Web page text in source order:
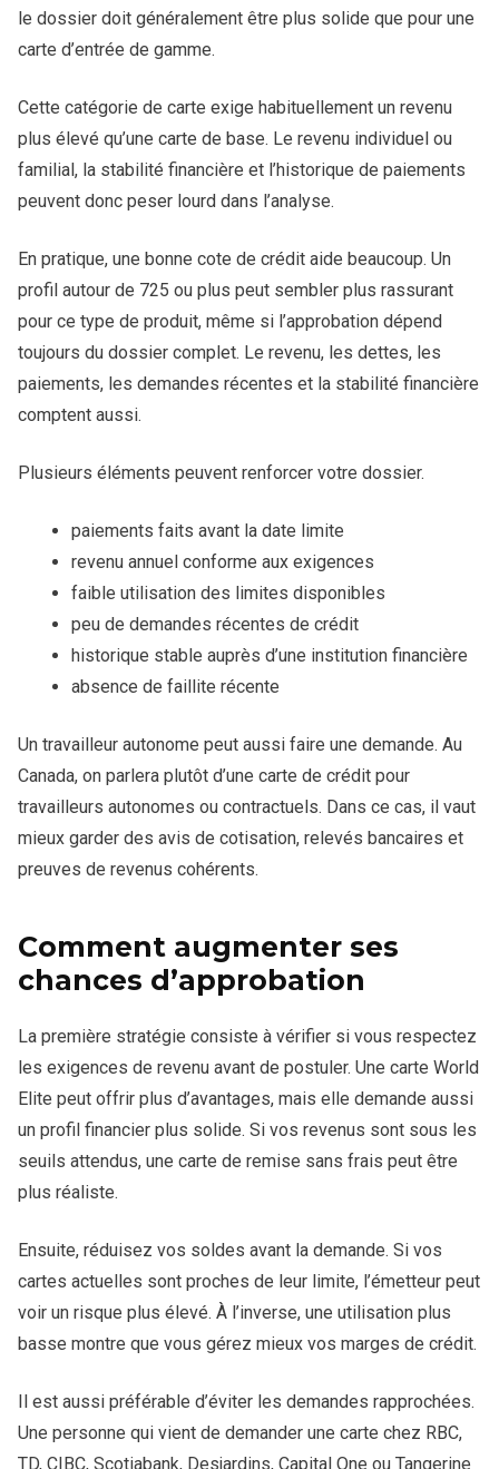
le dossier doit généralement être plus solide que pour une
carte d’entrée de gamme.
Cette catégorie de carte exige habituellement un revenu
plus élevé qu’une carte de base. Le revenu individuel ou
familial, la stabilité financière et l’historique de paiements
peuvent donc peser lourd dans l’analyse.
En pratique, une bonne cote de crédit aide beaucoup. Un
profil autour de 725 ou plus peut sembler plus rassurant
pour ce type de produit, même si l’approbation dépend
toujours du dossier complet. Le revenu, les dettes, les
paiements, les demandes récentes et la stabilité financière
comptent aussi.
Plusieurs éléments peuvent renforcer votre dossier.
paiements faits avant la date limite
revenu annuel conforme aux exigences
faible utilisation des limites disponibles
peu de demandes récentes de crédit
historique stable auprès d’une institution financière
absence de faillite récente
Un travailleur autonome peut aussi faire une demande. Au
Canada, on parlera plutôt d’une carte de crédit pour
travailleurs autonomes ou contractuels. Dans ce cas, il vaut
mieux garder des avis de cotisation, relevés bancaires et
preuves de revenus cohérents.
Comment augmenter ses
chances d’approbation
La première stratégie consiste à vérifier si vous respectez
les exigences de revenu avant de postuler. Une carte World
Elite peut offrir plus d’avantages, mais elle demande aussi
un profil financier plus solide. Si vos revenus sont sous les
seuils attendus, une carte de remise sans frais peut être
plus réaliste.
Ensuite, réduisez vos soldes avant la demande. Si vos
cartes actuelles sont proches de leur limite, l’émetteur peut
voir un risque plus élevé. À l’inverse, une utilisation plus
basse montre que vous gérez mieux vos marges de crédit.
Il est aussi préférable d’éviter les demandes rapprochées.
Une personne qui vient de demander une carte chez RBC,
TD, CIBC, Scotiabank, Desjardins, Capital One ou Tangerine